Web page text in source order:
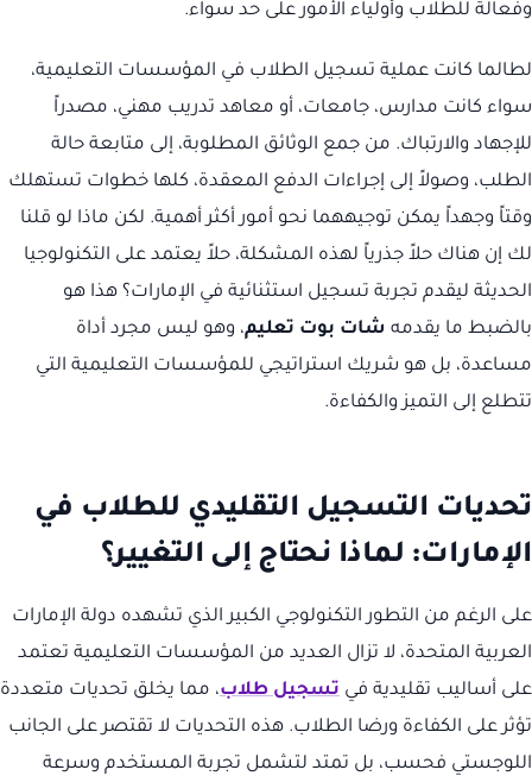
وفعالة للطلاب وأولياء الأمور على حد سواء.
لطالما كانت عملية تسجيل الطلاب في المؤسسات التعليمية،
سواء كانت مدارس، جامعات، أو معاهد تدريب مهني، مصدراً
للإجهاد والارتباك. من جمع الوثائق المطلوبة، إلى متابعة حالة
الطلب، وصولاً إلى إجراءات الدفع المعقدة، كلها خطوات تستهلك
وقتاً وجهداً يمكن توجيههما نحو أمور أكثر أهمية. لكن ماذا لو قلنا
لك إن هناك حلاً جذرياً لهذه المشكلة، حلاً يعتمد على التكنولوجيا
الحديثة ليقدم تجربة تسجيل استثنائية في الإمارات؟ هذا هو
بالضبط ما يقدمه شات بوت تعليم، وهو ليس مجرد أداة
مساعدة، بل هو شريك استراتيجي للمؤسسات التعليمية التي
تتطلع إلى التميز والكفاءة.
تحديات التسجيل التقليدي للطلاب في
الإمارات: لماذا نحتاج إلى التغيير؟
على الرغم من التطور التكنولوجي الكبير الذي تشهده دولة الإمارات
العربية المتحدة، لا تزال العديد من المؤسسات التعليمية تعتمد
على أساليب تقليدية في تسجيل طلاب، مما يخلق تحديات متعددة
تؤثر على الكفاءة ورضا الطلاب. هذه التحديات لا تقتصر على الجانب
اللوجستي فحسب، بل تمتد لتشمل تجربة المستخدم وسرعة